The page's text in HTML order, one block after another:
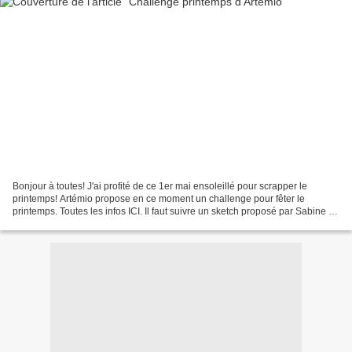
Bonjour à toutes! J'ai profité de ce 1er mai ensoleillé pour scrapper le
printemps! Artémio propose en ce moment un challenge pour fêter le
printemps. Toutes les infos ICI. Il faut suivre un sketch proposé par Sabine et